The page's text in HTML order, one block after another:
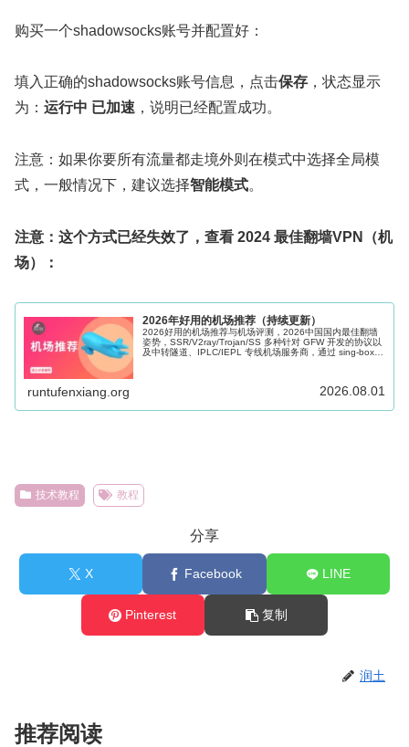
购买一个shadowsocks账号并配置好：
填入正确的shadowsocks账号信息，点击保存 ，状态显示
为： 运行中 已加速 ，说明已经配置成功。
注意：如果你要所有流量都走境外则在模式中选择全局模
式，一般情况下，建议选择智能模式。
注意：这个方式已经失效了，查看 2024 最佳翻墙VPN（机
场）：
2026年好用的机场推荐（持续更新）
2026好用的机场推荐与机场评测，2026中国国内最佳翻墙
姿势，SSR/V2ray/Trojan/SS 多种针对 GFW 开发的协议以
及中转隧道、IPLC/IEPL 专线机场服务商，通过 sing-box、
runtufenxiang.org 2026.08.01
技术教程 教程
分享
X Facebook LINE
Pinterest 复制
润土
推荐阅读